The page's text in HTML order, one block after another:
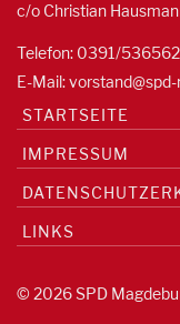
c/o Christian
Telefon: 0391/
E-Mail:
STARTSEITE
IMPRESSUM
LINKS
© 2026 SPD